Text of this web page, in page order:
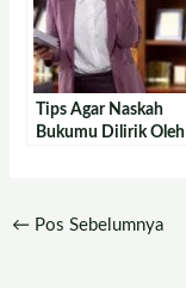
Tips Agar Naskah
Bukumu Dilirik Oleh
← Pos Sebelumnya